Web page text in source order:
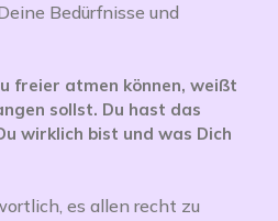
Bedürfnisse und
freier atmen können, weißt
sollst. Du hast das
wirklich bist und was Dich
es allen recht zu